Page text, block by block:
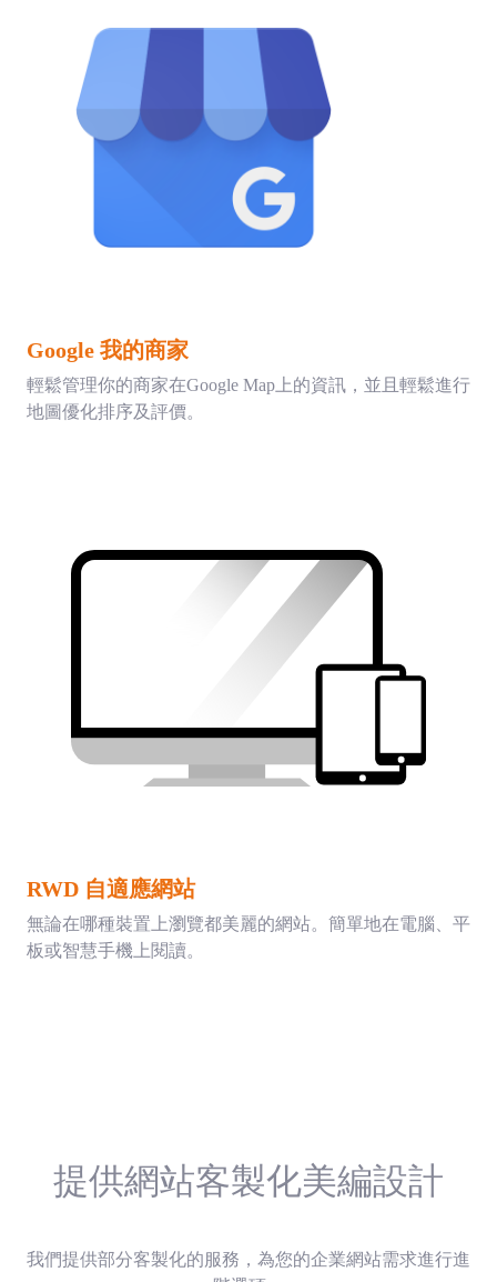
Google 我的商家
輕鬆管理你的商家在Google Map上的資訊，並且輕鬆進行
地圖優化排序及評價。
RWD 自適應網站
無論在哪種裝置上瀏覽都美麗的網站。簡單地在電腦、平
板或智慧手機上閱讀。
提供網站客製化美編設計
我們提供部分客製化的服務，為您的企業網站需求進行進